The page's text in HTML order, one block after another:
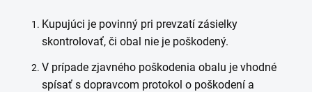
Kupujúci je povinný pri prevzatí zásielky
skontrolovať, či obal nie je poškodený.
V prípade zjavného poškodenia obalu je vhodné
spísať s dopravcom protokol o poškodení a